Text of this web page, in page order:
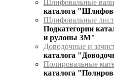
Шлифовальные
каталога
Шлифовальные
Подкатегории
и рулоны 3М"
Доводочные и
каталога
Полировальные
каталога